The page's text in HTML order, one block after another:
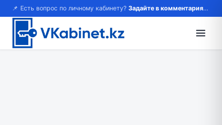
📌 Есть вопрос по личному кабинету? Задайте в комментариях — ответим!